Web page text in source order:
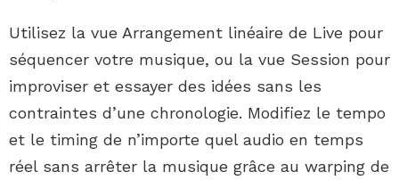
Utilisez la vue Arrangement linéaire de Live pour
séquencer votre musique, ou la vue Session pour
improviser et essayer des idées sans les
contraintes d’une chronologie. Modifiez le tempo
et le timing de n’importe quel audio en temps
réel sans arrêter la musique grâce au warping de